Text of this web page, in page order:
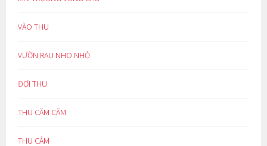
VÀO THU
VƯỜN RAU NHO NHỎ
ĐỢI THU
THU CĂM CĂM
THU CẢM